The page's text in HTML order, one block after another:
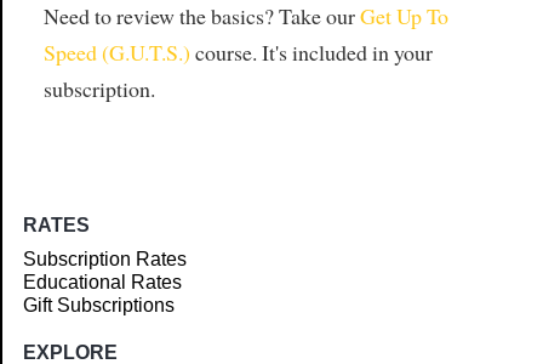
Need to review the basics? Take ourGet Up To
Speed (G.U.T.S.) course. It's included in your
subscription.
RATES
Subscription Rates
Educational Rates
Gift Subscriptions
EXPLORE